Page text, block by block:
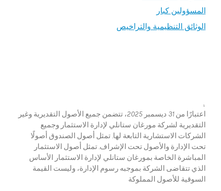
المسؤولين كبار
الوثائق التنظيمية والتراخيص
¹
اعتبارًا من 31 ديسمبر 2025، تتضمن جميع الأصول التقديرية وغير
التقديرية لشركة مورغان ستانلي لإدارة الاستثمار وجميع
الشركات الاستشارية التابعة لها. تمثل أصول الصندوق أصولًا
تحت الإدارة والأصول تحت الإشراف. تمثل أصول الاستثمار
المباشرة الخاصة بمورغان ستانلي لإدارة الاستثمار الأساس
الذي تتقاضى الشركة بموجبه رسوم الإدارة، وليست القيمة
السوقية للأصول المملوكة